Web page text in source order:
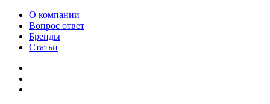
О компании
Вопрос ответ
Бренды
Статьи